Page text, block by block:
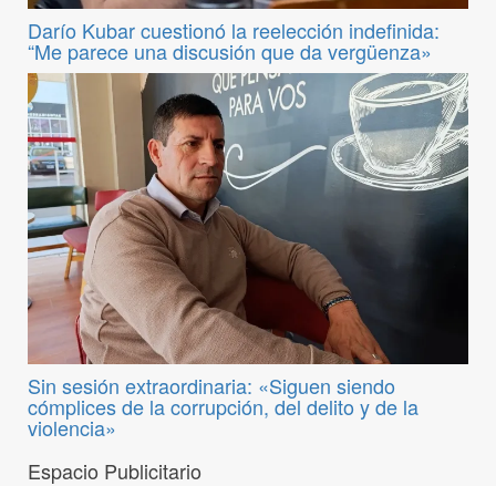
Darío Kubar cuestionó la reelección indefinida:
“Me parece una discusión que da vergüenza»
Sin sesión extraordinaria: «Siguen siendo
cómplices de la corrupción, del delito y de la
violencia»
Espacio Publicitario